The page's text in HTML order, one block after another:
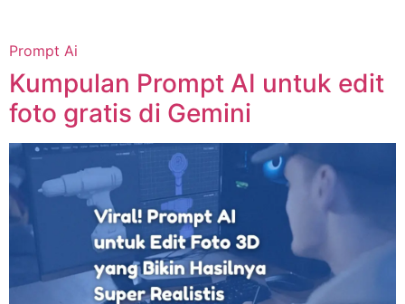
Prompt Ai
Kumpulan Prompt AI untuk edit
foto gratis di Gemini